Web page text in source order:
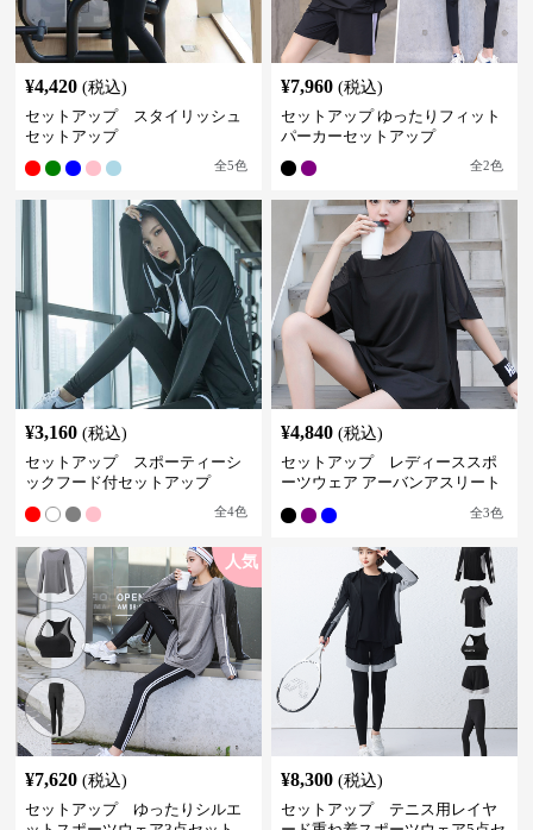
¥4,420 (税込)
セットアップ スタイリッシュ
セットアップ
全5色
¥7,960 (税込)
セットアップ ゆったりフィット
パーカーセットアップ
全2色
¥3,160 (税込)
セットアップ スポーティーシ
ックフード付セットアップ
全4色
¥4,840 (税込)
セットアップ レディーススポ
ーツウェア アーバンアスリート
全3色
人気
¥7,620 (税込)
セットアップ ゆったりシルエ
¥8,300 (税込)
セットアップ テニス用レイヤ